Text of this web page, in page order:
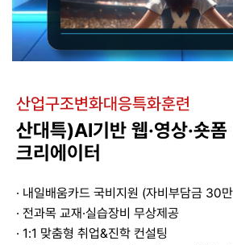
산업구조변화대응특화훈련
산대특)AI기반 웹·영상·숏
크리에이터
· 내일배움카드 국비지원 (자비부담금 30
· 전과목 교재·실습장비 무상제공
· 1:1 맞춤형 취업&진학 컨설팅